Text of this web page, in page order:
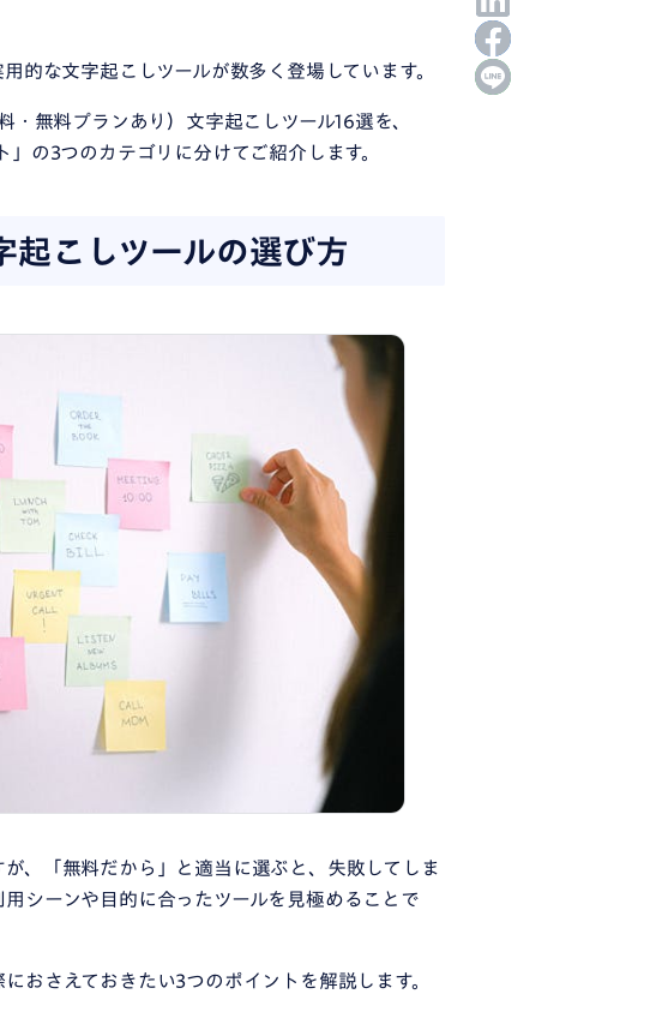
的な文字起こしツールが数多く登場しています。
無料プランあり）文字起こしツール16選を、
」の3つのカテゴリに分けてご紹介します。
起こしツールの選び方
、「無料だから」と適当に選ぶと、失敗してしま
シーンや目的に合ったツールを見極めることで
おさえておきたい3つのポイントを解説します。